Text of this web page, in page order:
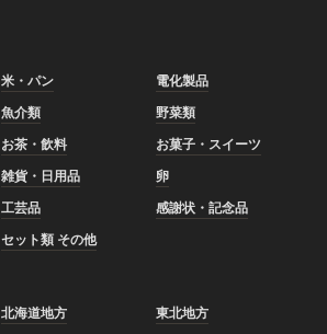
米・パン
電化製品
魚介類
野菜類
お茶・飲料
お菓子・スイーツ
雑貨・日用品
卵
工芸品
感謝状・記念品
セット類 その他
北海道地方
東北地方